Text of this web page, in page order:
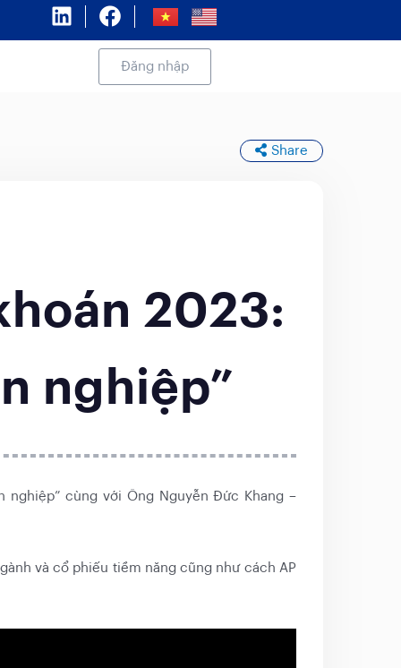
Đăng nhập
Share
2023:
nghiệp”
nghiệp” cùng với Ông Nguyễn Đức Khang –
và cổ phiếu tiềm năng cũng như cách AP